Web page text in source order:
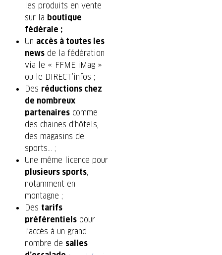
les produits en vente
sur la boutique
fédérale ;
Un accès à toutes les
news de la fédération
via le « FFME iMag »
ou le DIRECT’infos ;
Des réductions chez
de nombreux
partenaires comme
des chaines d’hôtels,
des magasins de
sports… ;
Une même licence pour
plusieurs sports,
notamment en
montagne ;
Des tarifs
préférentiels pour
l’accès à un grand
nombre de salles